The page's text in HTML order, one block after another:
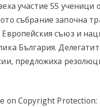
участие 55 ученици
събрание започна
съюз и
България.
предложиха
on Copyright Protection: